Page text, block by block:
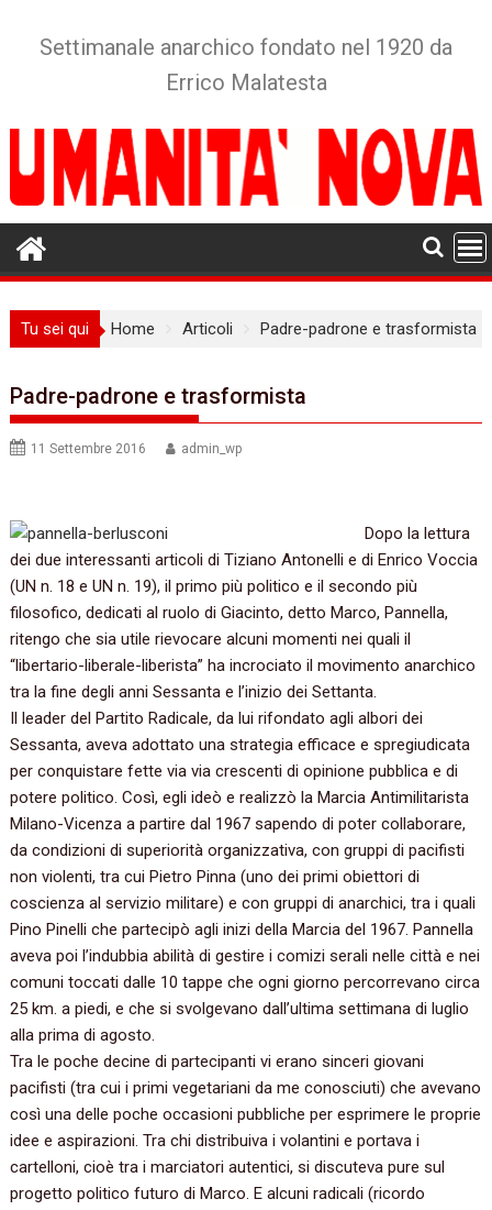
Settimanale anarchico fondato nel 1920 da
Errico Malatesta
Tu sei qui Home Articoli Padre-padrone e trasformista
Padre-padrone e trasformista
11 Settembre 2016 admin_wp
Dopo la lettura
dei due interessanti articoli di Tiziano Antonelli e di Enrico Voccia‭
(‬UN n.‭ ‬18‭ ‬e UN n.‭ ‬19‭)‬,‭ ‬il primo più politico e il secondo più
filosofico,‭ ‬dedicati al ruolo di Giacinto,‭ ‬detto Marco,‭ ‬Pannella,‭
‬ritengo che sia utile rievocare alcuni momenti nei quali il‭
“‬libertario-liberale-liberista‭” ‬ha incrociato il movimento anarchico
tra la fine degli anni Sessanta e l’inizio dei Settanta.‭
Il leader del Partito Radicale,‭ ‬da lui rifondato agli albori dei
Sessanta,‭ ‬aveva adottato una strategia efficace e spregiudicata
per conquistare fette via via crescenti di opinione pubblica e di
potere politico.‭ ‬Così,‭ ‬egli ideò e realizzò la Marcia Antimilitarista
Milano-Vicenza a partire dal‭ ‬1967‭ ‬sapendo di poter collaborare,‭
‬da condizioni di superiorità organizzativa,‭ ‬con gruppi di pacifisti
non violenti,‭ ‬tra cui Pietro Pinna‭ (‬uno dei primi obiettori di
coscienza al servizio militare‭) ‬e con gruppi di anarchici,‭ ‬tra i quali
Pino Pinelli che partecipò agli inizi della Marcia del‭ ‬1967.‭ ‬Pannella
aveva poi l’indubbia abilità di gestire i comizi serali nelle città e nei
comuni toccati dalle‭ ‬10‭ ‬tappe che ogni giorno percorrevano circa‭
‬25‭ ‬km.‭ ‬a piedi,‭ ‬e che si svolgevano dall’ultima settimana di luglio
alla prima di agosto.
Tra le poche decine di partecipanti vi erano sinceri giovani
pacifisti‭ (‬tra cui i primi vegetariani da me conosciuti‭) ‬che avevano
così una delle poche occasioni pubbliche per esprimere le proprie
idee e aspirazioni.‭ ‬Tra chi distribuiva i volantini e portava i
cartelloni,‭ ‬cioè tra i marciatori autentici,‭ ‬si discuteva pure sul
progetto politico futuro di Marco.‭ ‬E alcuni radicali‭ (‬ricordo